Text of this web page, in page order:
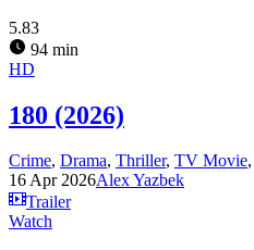
5.83
94 min
HD
180 (2026)
Crime, Drama, Thriller, TV Movie,
16 Apr 2026Alex Yazbek
Trailer
Watch